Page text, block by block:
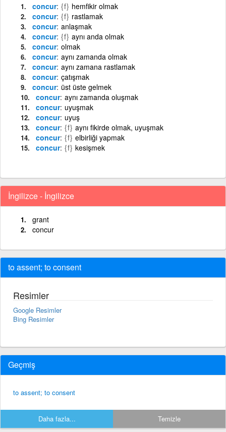
concur {f} hemfikir olmak
concur {f} rastlamak
concur anlaşmak
concur {f} aynı anda olmak
concur olmak
concur aynı zamanda olmak
concur aynı zamana rastlamak
concur çatışmak
concur üst üste gelmek
concur aynı zamanda oluşmak
concur uyuşmak
concur uyuş
concur {f} aynı fikirde olmak, uyuşmak
concur {f} elbirliği yapmak
concur {f} kesişmek
İngilizce - İngilizce
grant
concur
to assent; to consent
Resimler
Google Resimler
Bing Resimler
Geçmiş
to assent; to consent
Daha fazla... Temizle